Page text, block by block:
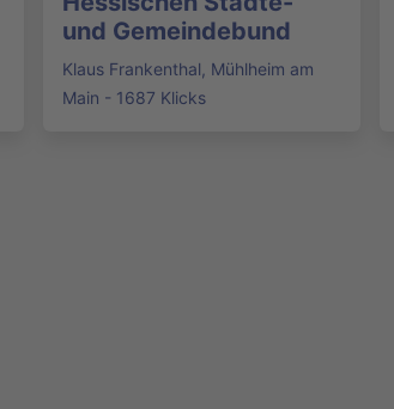
und Gemeindebund
Klaus Frankenthal, Mühlheim am
Main - 1687 Klicks